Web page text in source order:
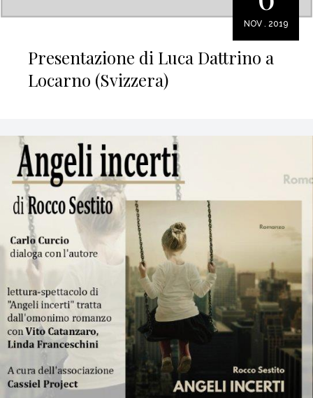
NOV . 2019
Presentazione di Luca Dattrino a
Locarno (Svizzera)